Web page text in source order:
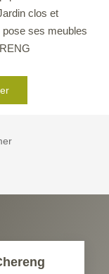
clos et
ses meubles